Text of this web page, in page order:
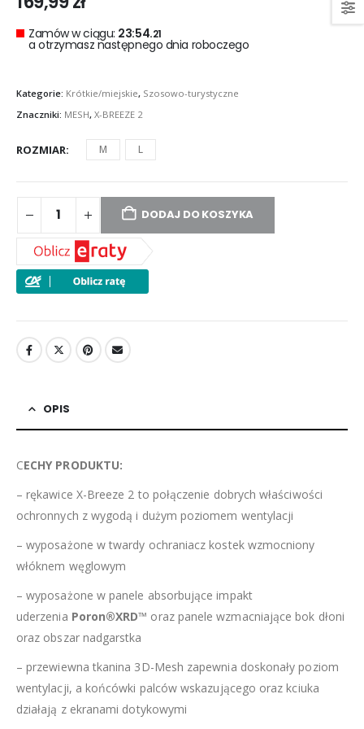
Zamów w ciągu: 23:54.20
a otrzymasz następnego dnia roboczego
Kategorie: Krótkie/miejskie, Szosowo-turystyczne
Znaczniki: MESH, X-BREEZE 2
ROZMIAR M L
DODAJ DO KOSZYKA
OPIS
CECHY PRODUKTU:
– rękawice X-Breeze 2 to połączenie dobrych właściwości
ochronnych z wygodą i dużym poziomem wentylacji
– wyposażone w twardy ochraniacz kostek wzmocniony
włóknem węglowym
– wyposażone w panele absorbujące impakt
uderzenia Poron®XRD™ oraz panele wzmacniające bok dłoni
oraz obszar nadgarstka
– przewiewna tkanina 3D-Mesh zapewnia doskonały poziom
wentylacji, a końcówki palców wskazującego oraz kciuka
działają z ekranami dotykowymi